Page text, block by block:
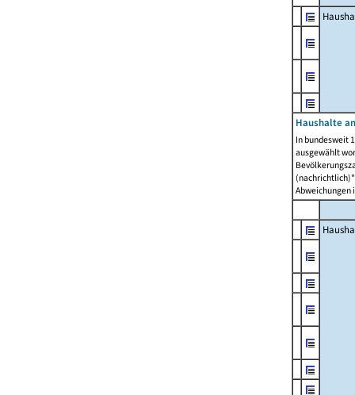
Haushalte
In bundesweit
ausgewählt
Abweichungen